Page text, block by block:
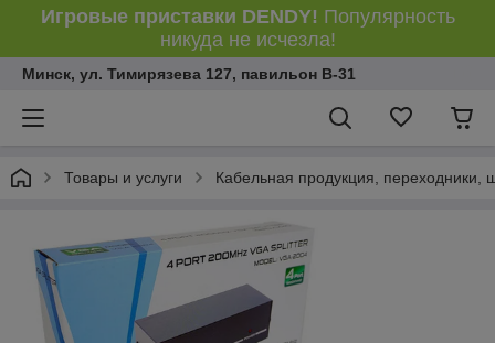
Игровые приставки DENDY! Популярность
никуда не исчезла!
Минск, ул. Тимирязева 127, павильон В-31
Товары и услуги Кабельная продукция, переходники,